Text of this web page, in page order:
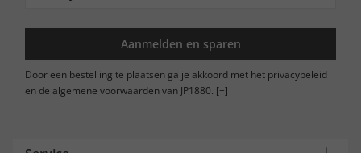
Aanmelden en sparen
Door een bestelling te plaatsen ga je akkoord met het privacybeleid
en de algemene voorwaarden van JP1880. [+]